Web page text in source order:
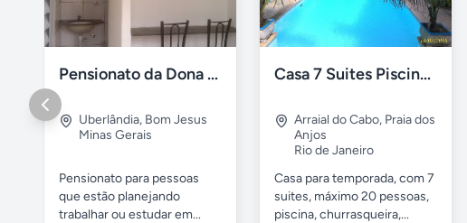
Pensionato da Dona Maria - Uberlândia/MG
Uberlândia, Bom Jesus
Minas Gerais
Pensionato para pessoas
que estão planejando
trabalhar ou estudar em...
Casa 7 Suites Piscina - Praia dos Anjos
Arraial do Cabo, Praia dos
Anjos
Rio de Janeiro
Casa para temporada, com 7
suites, máximo 20 pessoas,
piscina, churrasqueira,...